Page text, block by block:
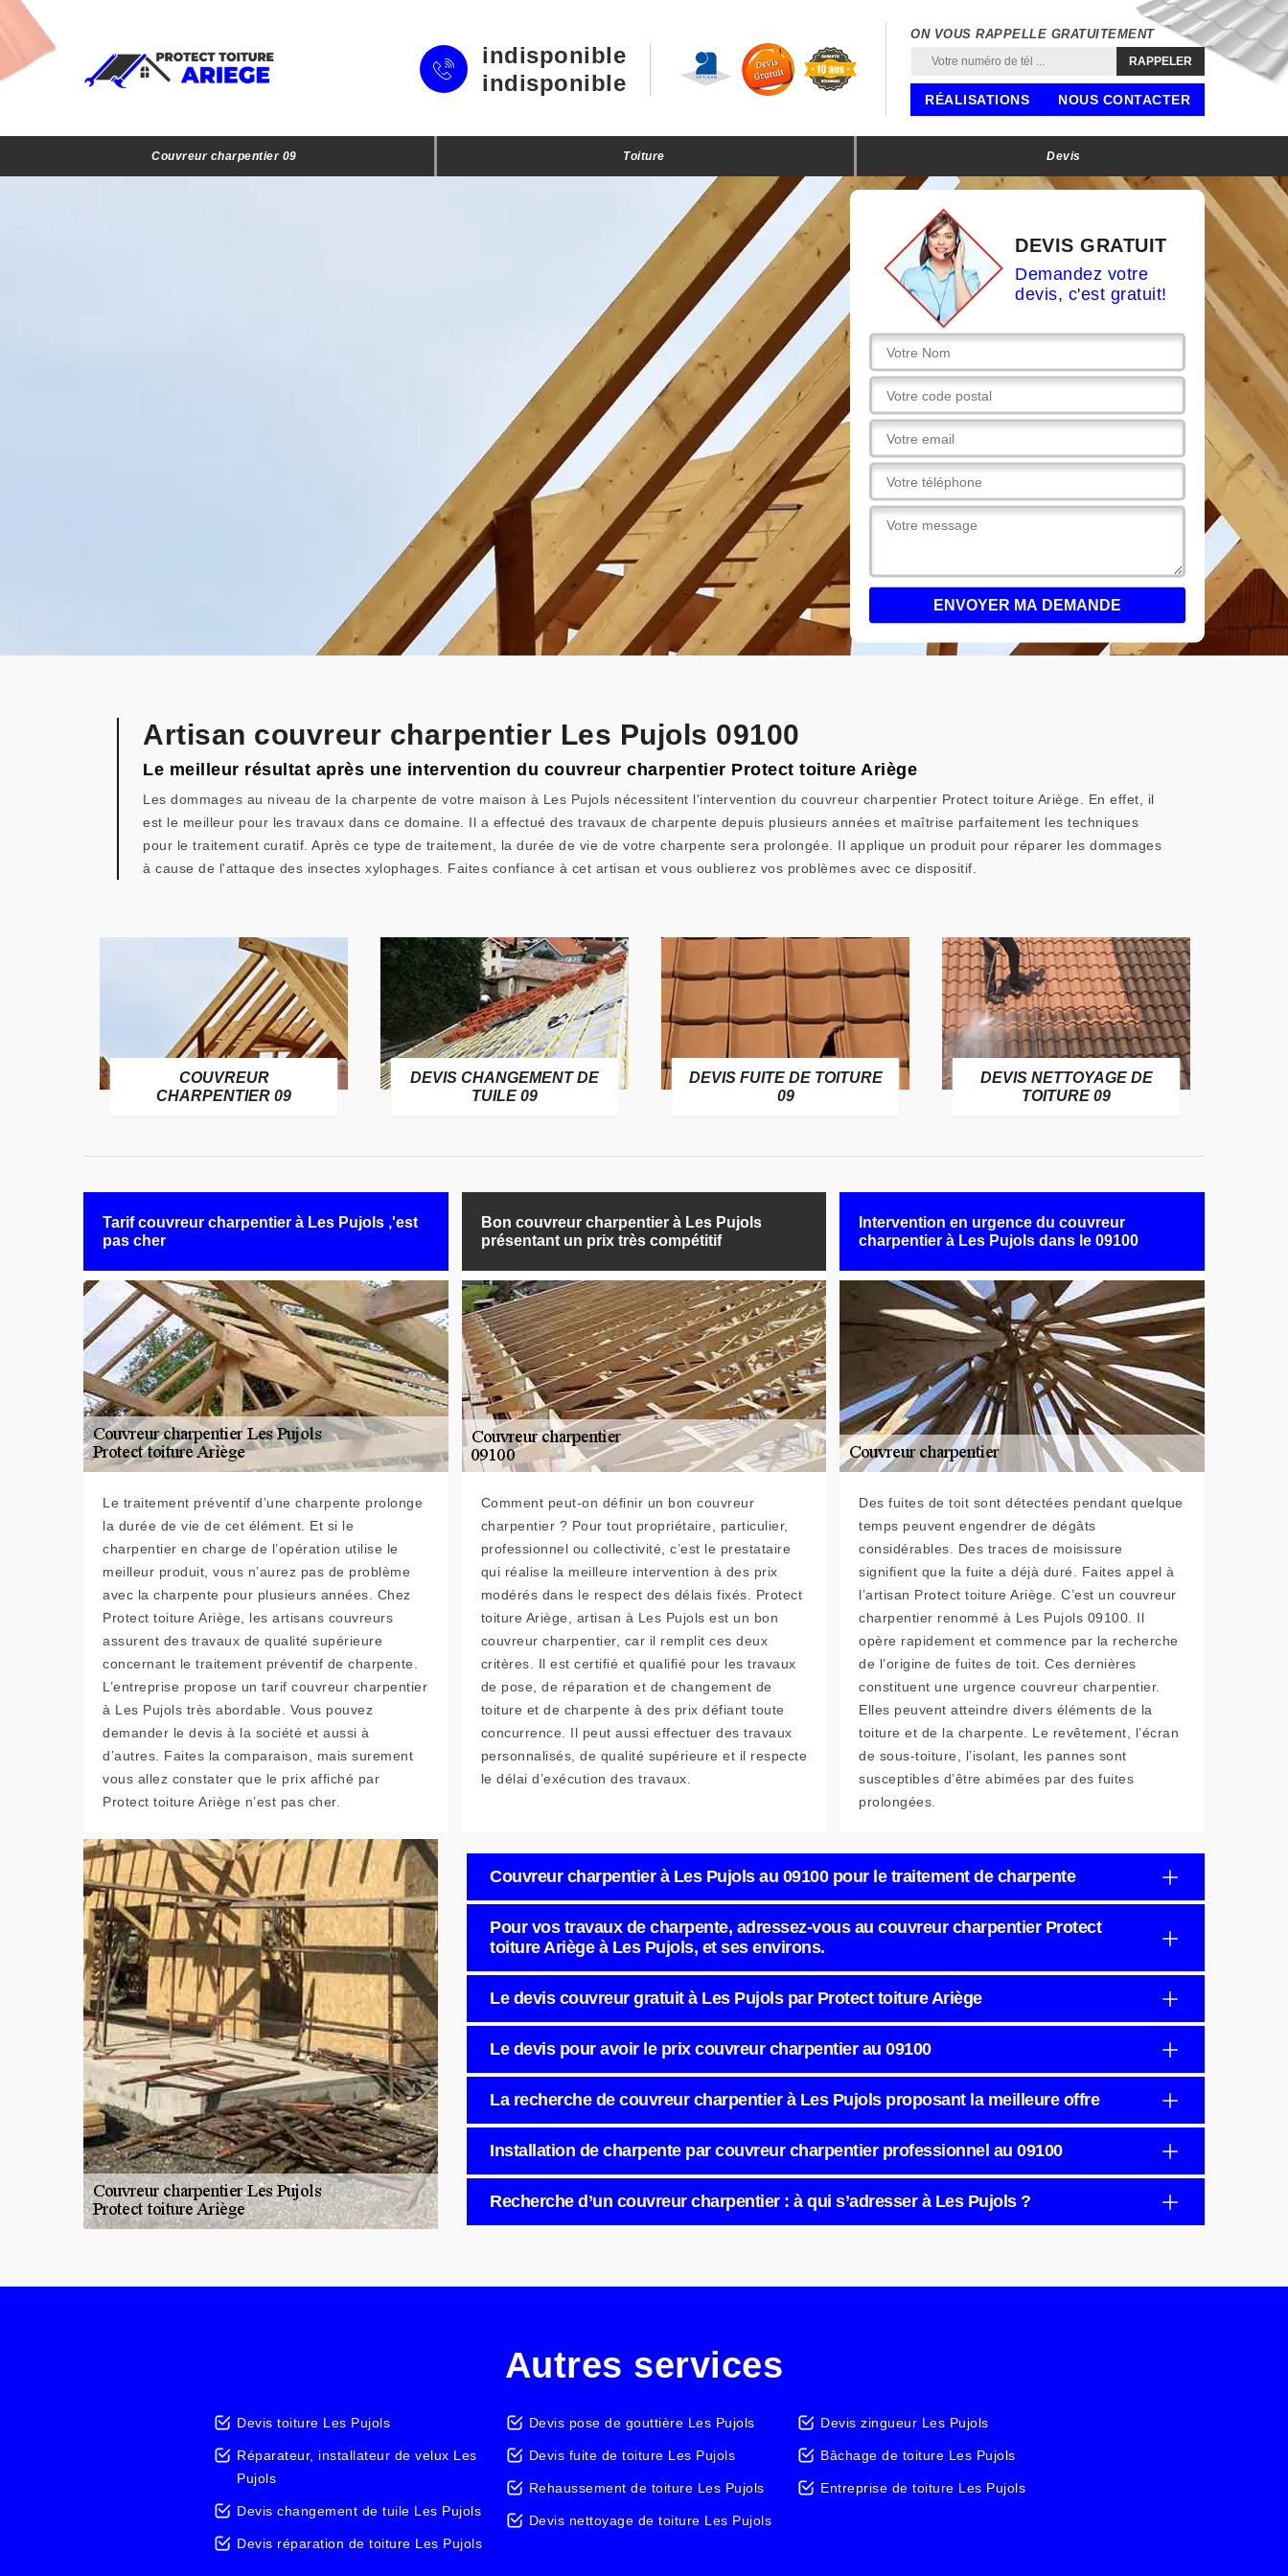
indisponible
indisponible
ON VOUS RAPPELLE GRATUITEMENT
RÉALISATIONS NOUS CONTACTER
Couvreur charpentier 09 Toiture Devis
DEVIS GRATUIT
Demandez votre
devis, c'est gratuit!
Artisan couvreur charpentier Les Pujols 09100
Le meilleur résultat après une intervention du couvreur charpentier Protect toiture Ariège
Les dommages au niveau de la charpente de votre maison à Les Pujols nécessitent l'intervention du couvreur charpentier Protect toiture Ariège. En effet, il
est le meilleur pour les travaux dans ce domaine. Il a effectué des travaux de charpente depuis plusieurs années et maîtrise parfaitement les techniques
pour le traitement curatif. Après ce type de traitement, la durée de vie de votre charpente sera prolongée. Il applique un produit pour réparer les dommages
à cause de l'attaque des insectes xylophages. Faites confiance à cet artisan et vous oublierez vos problèmes avec ce dispositif.
COUVREUR
CHARPENTIER 09
DEVIS CHANGEMENT DE
TUILE 09
DEVIS FUITE DE TOITURE
09
DEVIS NETTOYAGE DE
TOITURE 09
Tarif couvreur charpentier à Les Pujols ,'est
pas cher
Le traitement préventif d’une charpente prolonge
la durée de vie de cet élément. Et si le
charpentier en charge de l’opération utilise le
meilleur produit, vous n’aurez pas de problème
avec la charpente pour plusieurs années. Chez
Protect toiture Ariège, les artisans couvreurs
assurent des travaux de qualité supérieure
concernant le traitement préventif de charpente.
L’entreprise propose un tarif couvreur charpentier
à Les Pujols très abordable. Vous pouvez
demander le devis à la société et aussi à
d’autres. Faites la comparaison, mais surement
vous allez constater que le prix affiché par
Protect toiture Ariège n’est pas cher.
Bon couvreur charpentier à Les Pujols
présentant un prix très compétitif
Comment peut-on définir un bon couvreur
charpentier ? Pour tout propriétaire, particulier,
professionnel ou collectivité, c’est le prestataire
qui réalise la meilleure intervention à des prix
modérés dans le respect des délais fixés. Protect
toiture Ariège, artisan à Les Pujols est un bon
couvreur charpentier, car il remplit ces deux
critères. Il est certifié et qualifié pour les travaux
de pose, de réparation et de changement de
toiture et de charpente à des prix défiant toute
concurrence. Il peut aussi effectuer des travaux
personnalisés, de qualité supérieure et il respecte
le délai d’exécution des travaux.
Intervention en urgence du couvreur
charpentier à Les Pujols dans le 09100
Des fuites de toit sont détectées pendant quelque
temps peuvent engendrer de dégâts
considérables. Des traces de moisissure
signifient que la fuite a déjà duré. Faites appel à
l’artisan Protect toiture Ariège. C’est un couvreur
charpentier renommé à Les Pujols 09100. Il
opère rapidement et commence par la recherche
de l’origine de fuites de toit. Ces dernières
constituent une urgence couvreur charpentier.
Elles peuvent atteindre divers éléments de la
toiture et de la charpente. Le revêtement, l’écran
de sous-toiture, l’isolant, les pannes sont
susceptibles d’être abimées par des fuites
prolongées.
Couvreur charpentier à Les Pujols au 09100 pour le traitement de charpente
Pour vos travaux de charpente, adressez-vous au couvreur charpentier Protect
toiture Ariège à Les Pujols, et ses environs.
Le devis couvreur gratuit à Les Pujols par Protect toiture Ariège
Le devis pour avoir le prix couvreur charpentier au 09100
La recherche de couvreur charpentier à Les Pujols proposant la meilleure offre
Installation de charpente par couvreur charpentier professionnel au 09100
Recherche d’un couvreur charpentier : à qui s’adresser à Les Pujols ?
Autres services
Devis toiture Les Pujols
Réparateur, installateur de velux Les
Pujols
Devis changement de tuile Les Pujols
Devis réparation de toiture Les Pujols
Devis pose de gouttière Les Pujols
Devis fuite de toiture Les Pujols
Rehaussement de toiture Les Pujols
Devis nettoyage de toiture Les Pujols
Devis zingueur Les Pujols
Bâchage de toiture Les Pujols
Entreprise de toiture Les Pujols